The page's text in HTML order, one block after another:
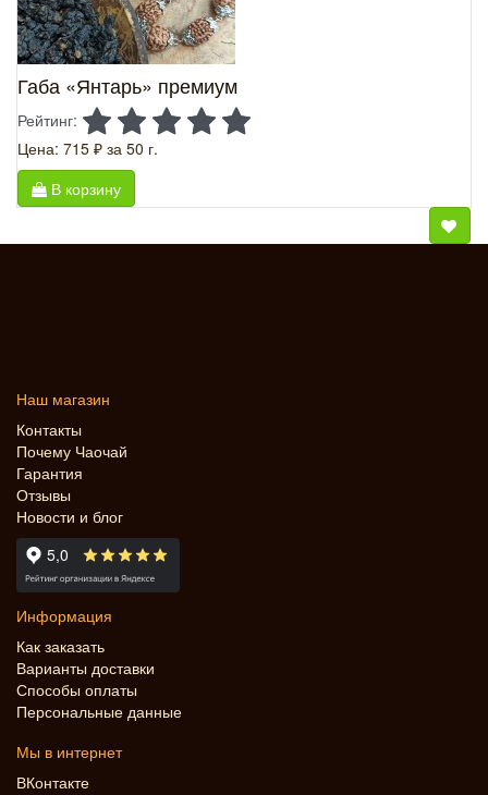
Габа «Янтарь» премиум
Рейтинг:
Цена: 715 ₽ за 50 г.
В корзину
Наш магазин
Контакты
Почему Чаочай
Гарантия
Отзывы
Новости и блог
Информация
Как заказать
Варианты доставки
Способы оплаты
Персональные данные
Мы в интернет
ВКонтакте